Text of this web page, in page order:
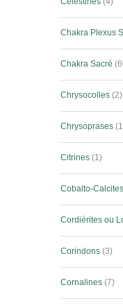
Chakra Plexus
Chakra Sacré
Chrysocolles 2
Chrysoprases
Citrines 1
Cobalto-Calcites
Cordiérites ou
Corindons 3
Cornalines 7